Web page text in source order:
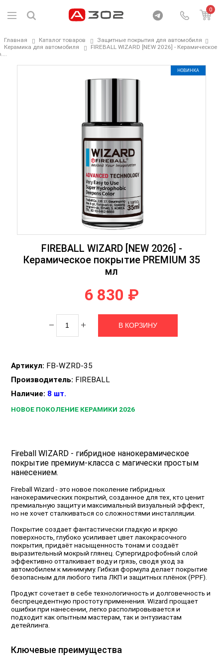
0
Главная Каталог товаров
Защитные покрытия для автомобиля
Керамика для автомобиля
FIREBALL WIZARD [NEW 2026] - Керамическое
НОВИНКА
FIREBALL WIZARD [NEW 2026] -
Керамическое покрытие PREMIUM 35
мл
6 830 ₽
Артикул: FB-WZRD-35
Производитель: FIREBALL
Наличие: 8 шт.
НОВОЕ ПОКОЛЕНИЕ КЕРАМИКИ 2026
Fireball WIZARD - гибридное нанокерамическое
покрытие премиум-класса с магически простым
нанесением.
Fireball Wizard - это новое поколение гибридных
нанокерамических покрытий, созданное для тех, кто ценит
премиальную защиту и максимальный визуальный эффект,
но не хочет сталкиваться со сложностями инсталляции.
Покрытие создает фантастически гладкую и яркую
поверхность, глубоко усиливает цвет лакокрасочного
покрытия, придаёт насыщенность тонам и создаёт
выразительный мокрый глянец. Супергидрофобный слой
эффективно отталкивает воду и грязь, сводя уход за
автомобилем к минимуму. Гибкая формула делает покрытие
безопасным для любого типа ЛКП и защитных плёнок (PPF).
Продукт сочетает в себе технологичность и долговечность и
беспрецедентную простоту применения. Wizard прощает
ошибки при нанесении, легко располировывается и
подходит как опытным мастерам, так и энтузиастам
детейлинга.
Ключевые преимущества